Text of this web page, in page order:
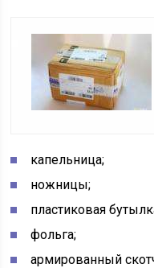
капельница;
ножницы;
пластиковая
фольга;
армированный